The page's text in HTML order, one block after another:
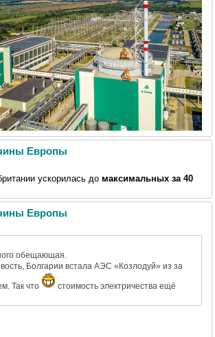
Европы
ускорилась до максимальных за 40
Европы
обещающая.
Болгарии встала АЭС «Козлодуй» из за
Так что
стоимость электричества ещё